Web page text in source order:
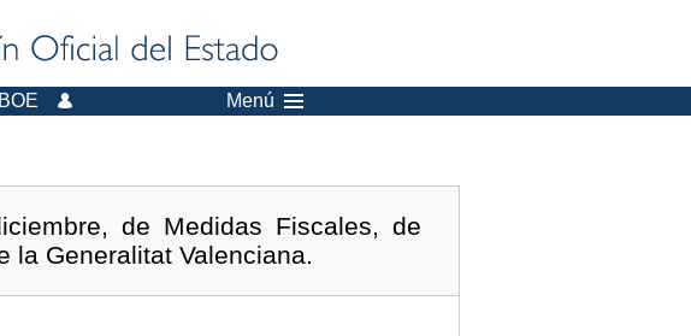
Menú
de Medidas Fiscales, de
la Generalitat Valenciana.